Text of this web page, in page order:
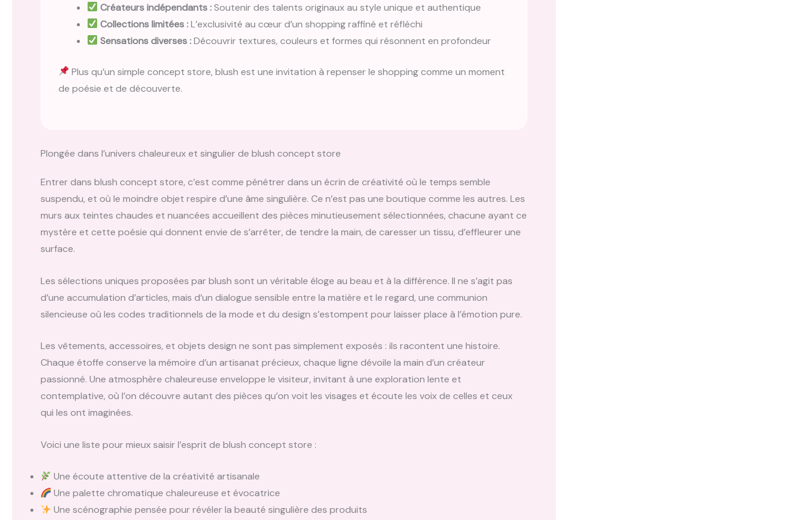
Créateurs indépendants :Soutenir des talents originaux au style unique et authentique
Collections limitées :L’exclusivité au cœur d’un shopping raffiné et réfléchi
Sensations diverses :Découvrir textures, couleurs et formes qui résonnent en profondeur
Plus qu’un simple concept store, blush est une invitation à repenser le shopping comme un moment
de poésie et de découverte.
Plongée dans l’univers chaleureux et singulier de blush concept store
Entrer dans blush concept store, c’est comme pénétrer dans un écrin de créativité où le temps semble
suspendu, et où le moindre objet respire d’une âme singulière. Ce n’est pas une boutique comme les autres. Les
murs aux teintes chaudes et nuancées accueillent des pièces minutieusement sélectionnées, chacune ayant ce
mystère et cette poésie qui donnent envie de s’arrêter, de tendre la main, de caresser un tissu, d’effleurer une
surface.
Les sélections uniques proposées par blush sont un véritable éloge au beau et à la différence. Il ne s’agit pas
d’une accumulation d’articles, mais d’un dialogue sensible entre la matière et le regard, une communion
silencieuse où les codes traditionnels de la mode et du design s’estompent pour laisser place à l’émotion pure.
Les vêtements, accessoires, et objets design ne sont pas simplement exposés : ils racontent une histoire.
Chaque étoffe conserve la mémoire d’un artisanat précieux, chaque ligne dévoile la main d’un créateur
passionné. Une atmosphère chaleureuse enveloppe le visiteur, invitant à une exploration lente et
contemplative, où l’on découvre autant des pièces qu’on voit les visages et écoute les voix de celles et ceux
qui les ont imaginées.
Voici une liste pour mieux saisir l’esprit de blush concept store :
Une écoute attentive de la créativité artisanale
Une palette chromatique chaleureuse et évocatrice
Une scénographie pensée pour révéler la beauté singulière des produits